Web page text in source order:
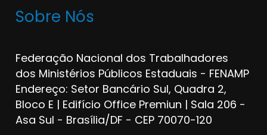
Sobre Nós
Federação Nacional dos Trabalhadores
dos Ministérios Públicos Estaduais - FENAMP
Endereço: Setor Bancário Sul, Quadra 2,
Bloco E | Edifício Office Premiun | Sala 206 -
Asa Sul - Brasília/DF - CEP 70070-120